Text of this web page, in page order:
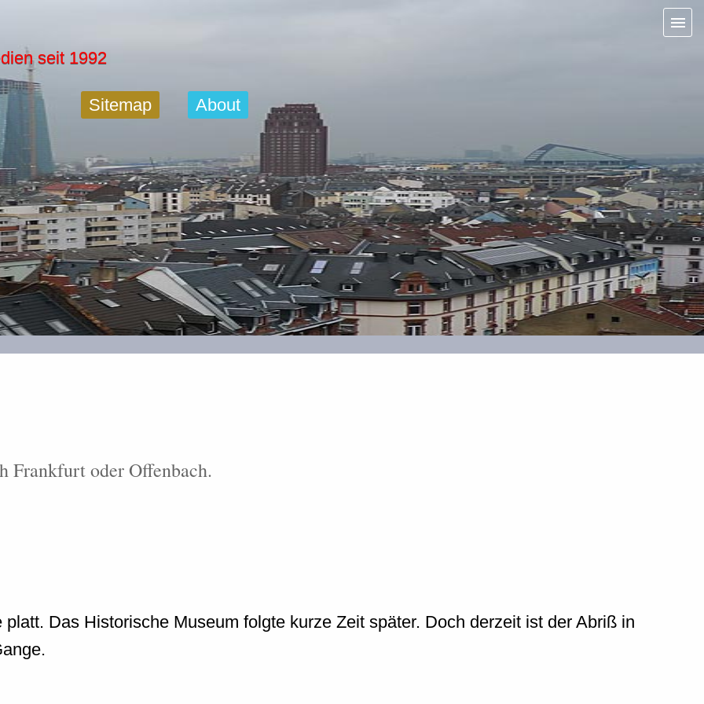
seit 1992
Sitemap About
Frankfurt oder Offenbach.
Das Historische Museum folgte kurze Zeit später. Doch derzeit ist der Abriß in